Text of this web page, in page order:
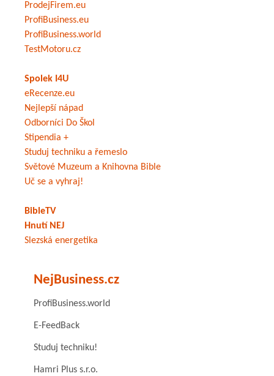
ProdejFirem.eu
ProfiBusiness.eu
ProfiBusiness.world
TestMotoru.cz
Spolek I4U
eRecenze.eu
Nejlepší nápad
Odborníci Do Škol
Stipendia +
Studuj techniku a řemeslo
Světové Muzeum a Knihovna Bible
Uč se a vyhraj!
BibleTV
Hnutí NEJ
Slezská energetika
NejBusiness.cz
ProfiBusiness.world
E-FeedBack
Studuj techniku!
Hamri Plus s.r.o.